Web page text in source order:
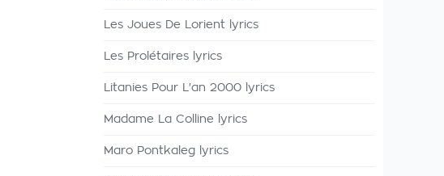
Les Joues De Lorient lyrics
Les Prolétaires lyrics
Litanies Pour L'an 2000 lyrics
Madame La Colline lyrics
Maro Pontkaleg lyrics